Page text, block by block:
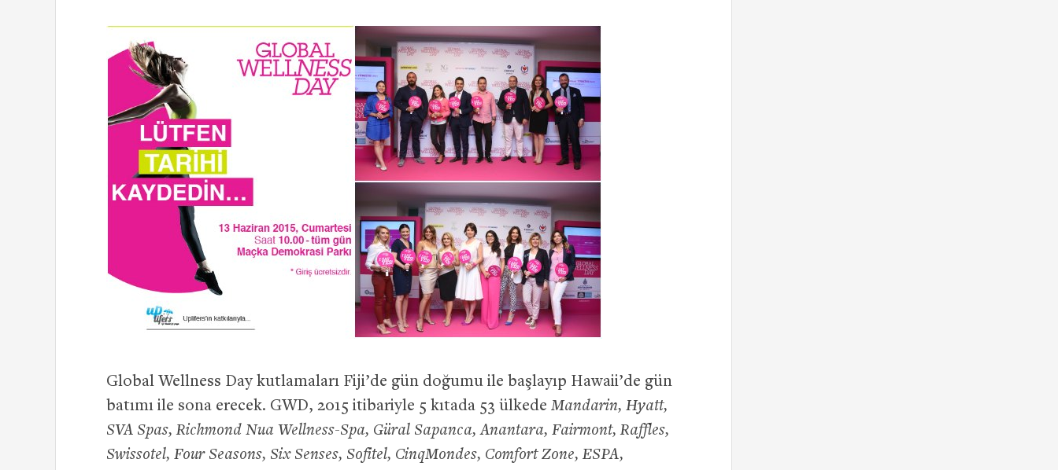
Global Wellness Day kutlamaları Fiji’de gün doğumu ile başlayıp Hawaii’de gün
batımı ile sona erecek. GWD, 2015 itibariyle 5 kıtada 53 ülkede Mandarin, Hyatt,
SVA Spas, Richmond Nua Wellness-Spa, Güral Sapanca, Anantara, Fairmont, Raffles,
Swissotel, Four Seasons, Six Senses, Sofitel, CinqMondes, Comfort Zone, ESPA,